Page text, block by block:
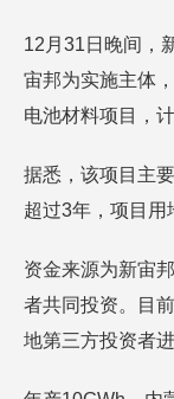
12月31日晚间，
宙邦为实施主体
电池材料项目，
据悉，该项目主
超过3年，项目用
资金来源为新宙
者共同投资。目
地第三方投资者